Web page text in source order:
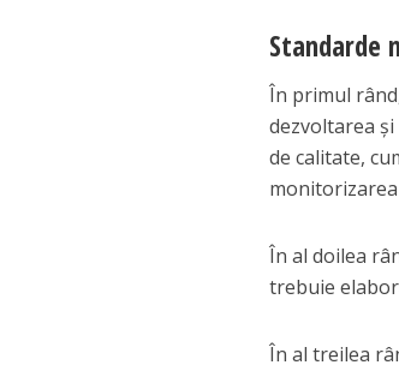
Standarde
În primul
dezvoltarea
de calitate,
În al doilea
trebuie
În al treilea